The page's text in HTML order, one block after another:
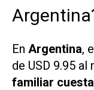
En Argentina,
de USD 9.95
familiar